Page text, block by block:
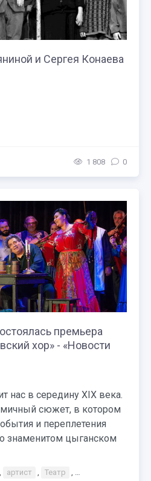
и Сергея Конаева
1 808 0
премьера
хор» - «Новости
нас в середину XIX века.
сюжет, в котором
и переплетения
знаменитом цыганском
, артист , Театр , Тэги Театр